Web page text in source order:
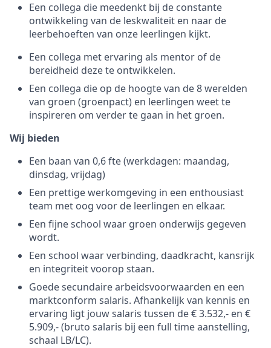
Een collega die meedenkt bij de constante
ontwikkeling van de leskwaliteit en naar de
leerbehoeften van onze leerlingen kijkt.
Een collega met ervaring als mentor of de
bereidheid deze te ontwikkelen.
Een collega die op de hoogte van de 8 werelden
van groen (groenpact) en leerlingen weet te
inspireren om verder te gaan in het groen.
Wij bieden
Een baan van 0,6 fte (werkdagen: maandag,
dinsdag, vrijdag)
Een prettige werkomgeving in een enthousiast
team met oog voor de leerlingen en elkaar.
Een fijne school waar groen onderwijs gegeven
wordt.
Een school waar verbinding, daadkracht, kansrijk
en integriteit voorop staan.
Goede secundaire arbeidsvoorwaarden en een
marktconform salaris. Afhankelijk van kennis en
ervaring ligt jouw salaris tussen de € 3.532,- en €
5.909,- (bruto salaris bij een full time aanstelling,
schaal LB/LC).